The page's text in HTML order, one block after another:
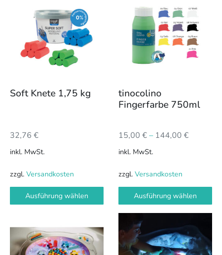
Soft Knete 1,75 kg
32,76 €
inkl. MwSt.
zzgl. Versandkosten
Ausführung wählen
mehrere
Varianten
auf.
können
gewählt
werden
tinocolino
Fingerfarbe 750ml
15,00 €– 144,00 €
inkl. MwSt.
zzgl. Versandkosten
Ausführung wählen
Produkt
weist
mehrere
Varianten
können
auf
gewählt
werden